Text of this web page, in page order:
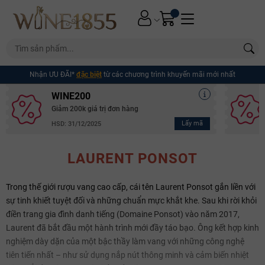
Nhận ƯU ĐÃI* đặc biệt từ các chương trình khuyến mãi mới nhất
WINE200
Giảm 200k giá trị đơn hàng
HSD: 31/12/2025 Lấy mã
LAURENT PONSOT
Trong thế giới rượu vang cao cấp, cái tên Laurent Ponsot gắn liền với
sự tinh khiết tuyệt đối và những chuẩn mực khắt khe. Sau khi rời khỏi
điền trang gia đình danh tiếng (Domaine Ponsot) vào năm 2017,
Laurent đã bắt đầu một hành trình mới đầy táo bạo. Ông kết hợp kinh
nghiệm dày dặn của một bậc thầy làm vang với những công nghệ
tiên tiến nhất – như sử dụng nắp nút thông minh và cảm biến nhiệt